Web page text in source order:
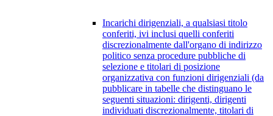
Incarichi dirigenziali, a qualsiasi titolo
conferiti, ivi inclusi quelli conferiti
discrezionalmente dall'organo di indirizzo
politico senza procedure pubbliche di
selezione e titolari di posizione
organizzativa con funzioni dirigenziali (da
pubblicare in tabelle che distinguano le
seguenti situazioni: dirigenti, dirigenti
individuati discrezionalmente, titolari di